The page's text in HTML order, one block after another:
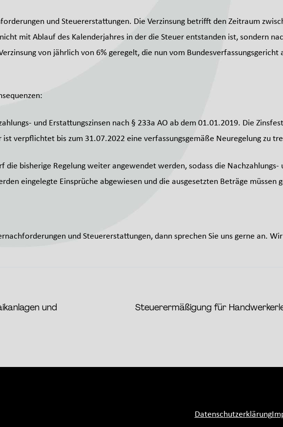
und Steuererstattungen. Die Verzinsung betrifft den Zeitraum
mit Ablauf des Kalenderjahres in der die Steuer entstanden ist, sondern
von jährlich von 6% geregelt, die nun vom
und Erstattungszinsen nach § 233a AO ab dem 01.01.2019. Die
verpflichtet bis zum 31.07.2022 eine verfassungsgemäße Neuregelung zu
die bisherige Regelung weiter angewendet werden, sodass die Nachzahlungs-
eingelegte Einsprüche abgewiesen und die ausgesetzten Beträge müssen
und Steuererstattungen, dann sprechen Sie uns gerne an.
und
Steuerermäßigung für
Datenschutzerklärung